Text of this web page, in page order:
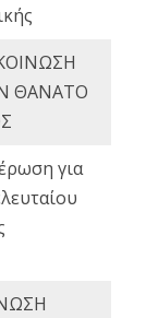
ΘΑΝΑΤΟ
για